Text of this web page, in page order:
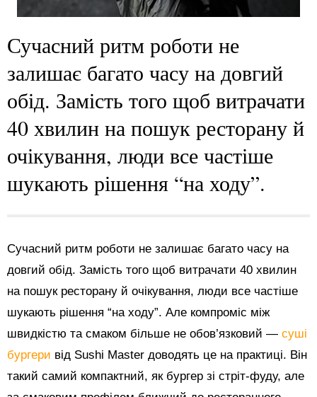
Сучасний ритм роботи не
залишає багато часу на довгий
обід. Замість того щоб витрачати
40 хвилин на пошук ресторану й
очікування, люди все частіше
шукають рішення “на ходу”.
Сучасний ритм роботи не залишає багато часу на
довгий обід. Замість того щоб витрачати 40 хвилин
на пошук ресторану й очікування, люди все частіше
шукають рішення “на ходу”. Але компроміс між
швидкістю та смаком більше не обов’язковий — суші
бургери від Sushi Master доводять це на практиці. Він
такий самий компактний, як бургер зі стріт-фуду, але